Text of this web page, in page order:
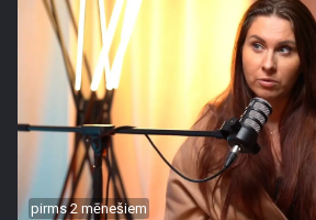
pirms 2 mēnešiem